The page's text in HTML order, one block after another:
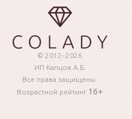
© 2012–2026
ИП Капцов А.Б.
Все права защищены.
Возрастной рейтинг 16+